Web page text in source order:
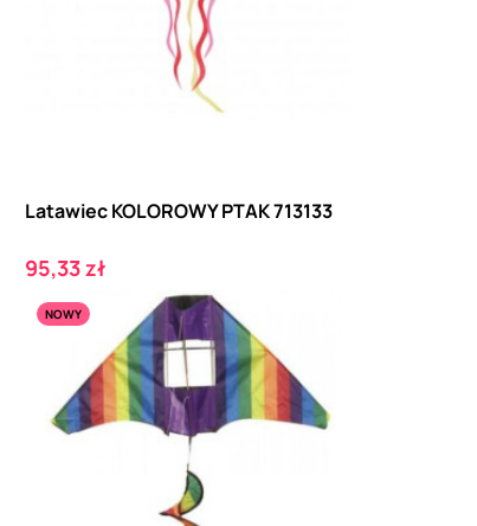
Latawiec KOLOROWY PTAK 713133
Cena
95,33 zł
NOWY